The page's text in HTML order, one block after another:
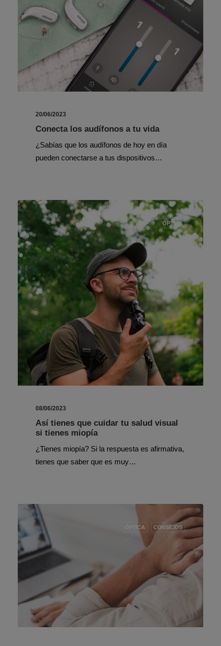
20/06/2023
Conecta los audífonos a tu vida
¿Sabías que los audífonos de hoy en día
pueden conectarse a tus dispositivos…
ÓPTICA
08/06/2023
Así tienes que cuidar tu salud visual
si tienes miopía
¿Tienes miopía? Si la respuesta es afirmativa,
tienes que saber que es muy…
ÓPTICA CONSEJOS